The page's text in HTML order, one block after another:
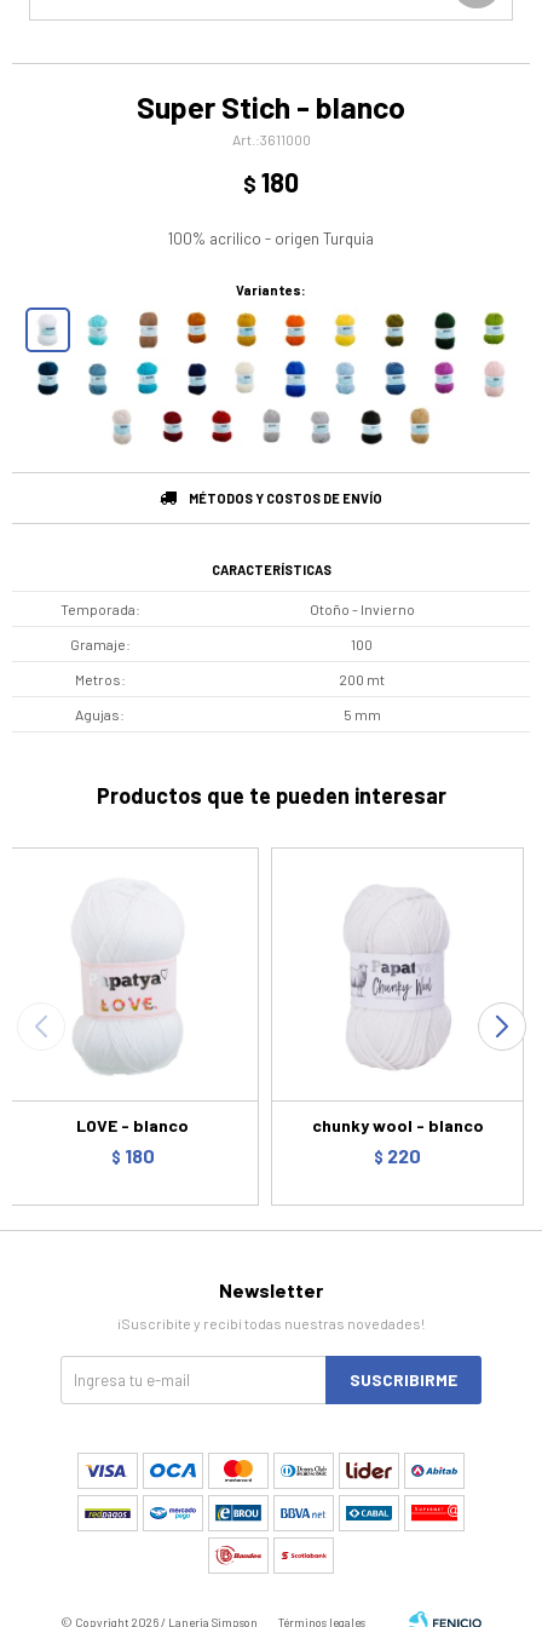
Super Stich - blanco
3611000
$ 180
100% acrilico - origen Turquia
Variantes:
MÉTODOS Y COSTOS DE ENVÍO
CARACTERÍSTICAS
Temporada Otoño - Invierno
Gramaje 100
Metros 200 mt
Agujas 5 mm
Productos que te pueden interesar
LOVE - blanco
$ 180
chunky wool - blanco
$ 220
Newsletter
¡Suscribite y recibí todas nuestras novedades!
SUSCRIBIRME
© Copyright 2026 / Laneria Simpson Términos legales